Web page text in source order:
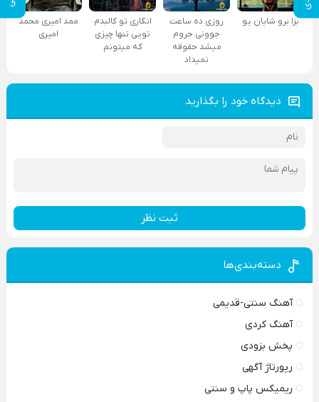
بزا برو شایان یو
روزی ده ساعت
جوونی حروم
میشد حقوقه
نمیداد
انگاری تو کالبدم
تویی تنها چیزی
که میتونم
ممد امیری محمد
امیری
دیدگاه خود را بگذارید
ثبت نظر
دسته‌بندی‌ها
آهنگ سنتی-قدیمی
آهنگ کردی
پخش بزودی
رپورتاژ آگهی
ریمیکس پاپ و سنتی